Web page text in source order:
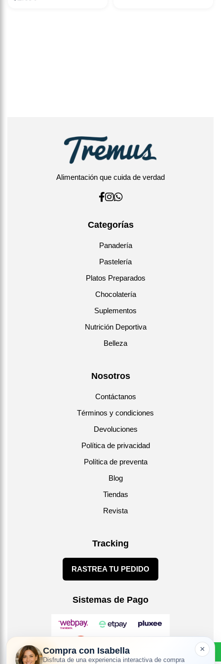
Alimentación que cuida de verdad
Categorías
Panadería
Pastelería
Platos Preparados
Chocolatería
Suplementos
Nutrición Deportiva
Belleza
Nosotros
Contáctanos
Términos y condiciones
Devoluciones
Política de privacidad
Política de preventa
Blog
Tiendas
Revista
Tracking
RASTREA TU PEDIDO
Sistemas de Pago